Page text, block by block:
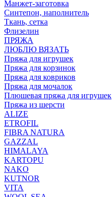
Манжет-заготовка
Синтепон, наполнитель
Ткань, сетка
Флизелин
ПРЯЖА
ЛЮБЛЮ ВЯЗАТЬ
Пряжа для игрушек
Пряжа для корзинок
Пряжа для ковриков
Пряжа для мочалок
Плюшевая пряжа для игрушек
Пряжа из шерсти
ALIZE
ETROFIL
FIBRA NATURA
GAZZAL
HIMALAYA
KARTOPU
NAKO
KUTNOR
VITA